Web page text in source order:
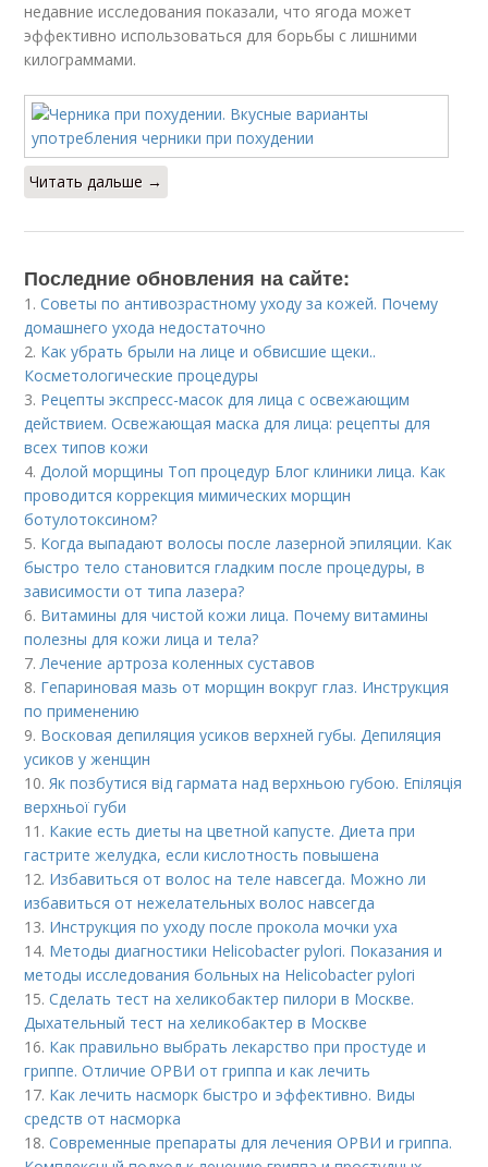
недавние исследования показали, что ягода может
эффективно использоваться для борьбы с лишними
килограммами.
Читать дальше →
Последние обновления на сайте:
1.Советы по антивозрастному уходу за кожей. Почему
домашнего ухода недостаточно
2. Как убрать брыли на лице и обвисшие щеки..
Косметологические процедуры
3. Рецепты экспресс-масок для лица с освежающим
действием. Освежающая маска для лица: рецепты для
всех типов кожи
4.Долой морщины Топ процедур Блог клиники лица. Как
проводится коррекция мимических морщин
ботулотоксином?
5. Когда выпадают волосы после лазерной эпиляции. Как
быстро тело становится гладким после процедуры, в
зависимости от типа лазера?
6. Витамины для чистой кожи лица. Почему витамины
полезны для кожи лица и тела?
7.Лечение артроза коленных суставов
8. Гепариновая мазь от морщин вокруг глаз. Инструкция
по применению
9. Восковая депиляция усиков верхней губы. Депиляция
усиков у женщин
10.Як позбутися від гармата над верхньою губою. Епіляція
верхньої губи
11. Какие есть диеты на цветной капусте. Диета при
гастрите желудка, если кислотность повышена
12. Избавиться от волос на теле навсегда. Можно ли
избавиться от нежелательных волос навсегда
13. Инструкция по уходу после прокола мочки уха
14. Методы диагностики Helicobacter pylori. Показания и
методы исследования больных на Helicobacter pylori
15.Сделать тест на хеликобактер пилори в Москве.
Дыхательный тест на хеликобактер в Москве
16. Как правильно выбрать лекарство при простуде и
гриппе. Отличие ОРВИ от гриппа и как лечить
17. Как лечить насморк быстро и эффективно. Виды
средств от насморка
18.Современные препараты для лечения ОРВИ и гриппа.